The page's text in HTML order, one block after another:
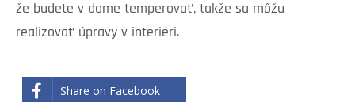
že budete v dome temperovať, takže sa môžu
realizovať úpravy v interiéri.
Share on Facebook